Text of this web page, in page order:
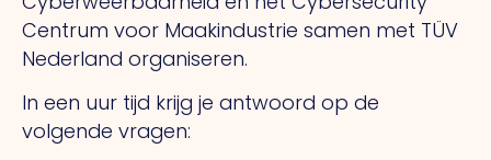
Centrum voor Maakindustrie samen met TÜV
Nederland organiseren.
In een uur tijd krijg je antwoord op de
volgende vragen: